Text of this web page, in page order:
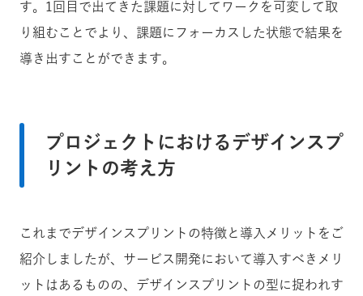
す。1回目で出てきた課題に対してワークを可変して取
り組むことでより、課題にフォーカスした状態で結果を
導き出すことができます。
プロジェクトにおけるデザインスプ
リントの考え方
これまでデザインスプリントの特徴と導入メリットをご
紹介しましたが、サービス開発において導入すべきメリ
ットはあるものの、デザインスプリントの型に捉われす